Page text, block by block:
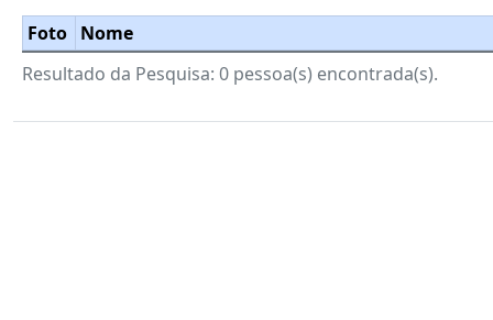
Foto Nome
Resultado da Pesquisa: 0 pessoa(s) encontrada(s).